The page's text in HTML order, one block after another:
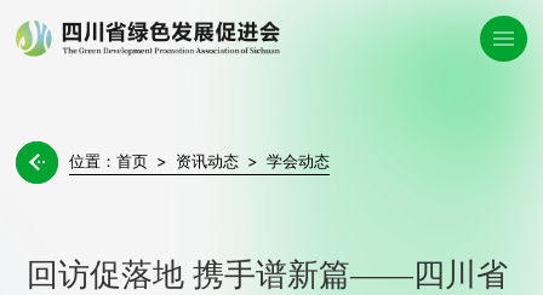
 位置：首页 > 资讯动态 > 学会动态
回访促落地 携手谱新篇——四川省